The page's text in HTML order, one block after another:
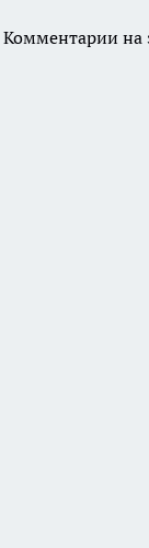
Комментарии на